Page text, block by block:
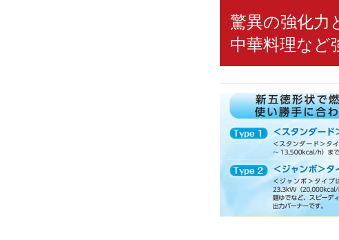
驚異の強化力
中華料理など